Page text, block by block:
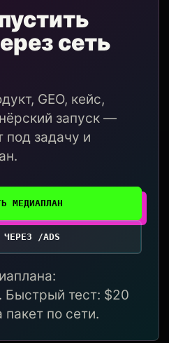
сеть
GEO, кейс,
запуск —
задачу и
МЕДИАПЛАН
ЧЕРЕЗ /ADS
Быстрый тест: $20
пакет по сети.